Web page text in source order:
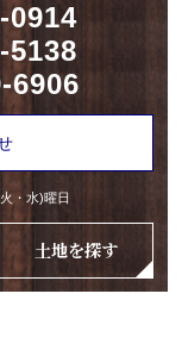
0914
5138
6906
・水)曜日
土地を探す